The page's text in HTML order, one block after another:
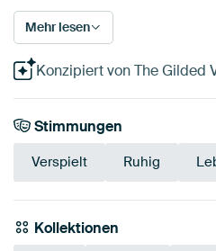
Mehr lesen
Konzipiert von The Gilded
Stimmungen
Verspielt Ruhig
Kollektionen